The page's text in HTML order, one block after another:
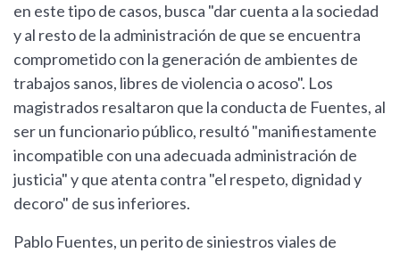
en este tipo de casos, busca "dar cuenta a la sociedad
y al resto de la administración de que se encuentra
comprometido con la generación de ambientes de
trabajos sanos, libres de violencia o acoso". Los
magistrados resaltaron que la conducta de Fuentes, al
ser un funcionario público, resultó "manifiestamente
incompatible con una adecuada administración de
justicia" y que atenta contra "el respeto, dignidad y
decoro" de sus inferiores.
Pablo Fuentes, un perito de siniestros viales de